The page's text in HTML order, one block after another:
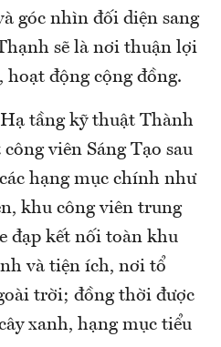
góc nhìn đối diện sang
sẽ là nơi thuận lợi
hoạt động cộng đồng.
tầng kỹ thuật Thành
viên Sáng Tạo sau
hạng mục chính như
khu công viên trung
đạp kết nối toàn khu
và tiện ích, nơi tổ
trời; đồng thời được
xanh, hạng mục tiểu